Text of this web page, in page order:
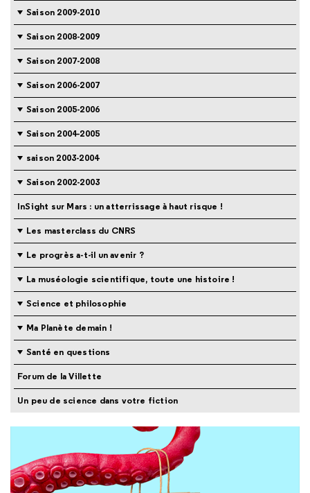
Saison 2009-2010
Saison 2008-2009
Saison 2007-2008
Saison 2006-2007
Saison 2005-2006
Saison 2004-2005
saison 2003-2004
Saison 2002-2003
InSight sur Mars : un atterrissage à haut risque !
Les masterclass du CNRS
Le progrès a-t-il un avenir ?
La muséologie scientifique, toute une histoire !
Science et philosophie
Ma Planète demain !
Santé en questions
Forum de la Villette
Un peu de science dans votre fiction